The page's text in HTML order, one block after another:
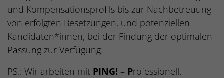
und Kompensationsprofils bis zur Nachbetreuung
von erfolgten Besetzungen, und potenziellen
Kandidaten*innen, bei der Findung der optimalen
Passung zur Verfügung.
PS.: Wir arbeiten mit PING! – Professionell.